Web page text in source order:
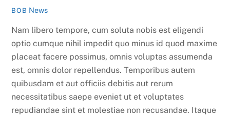
BOB News
Nam libero tempore, cum soluta nobis est eligendi
optio cumque nihil impedit quo minus id quod maxime
placeat facere possimus, omnis voluptas assumenda
est, omnis dolor repellendus. Temporibus autem
quibusdam et aut officiis debitis aut rerum
necessitatibus saepe eveniet ut et voluptates
repudiandae sint et molestiae non recusandae. Itaque